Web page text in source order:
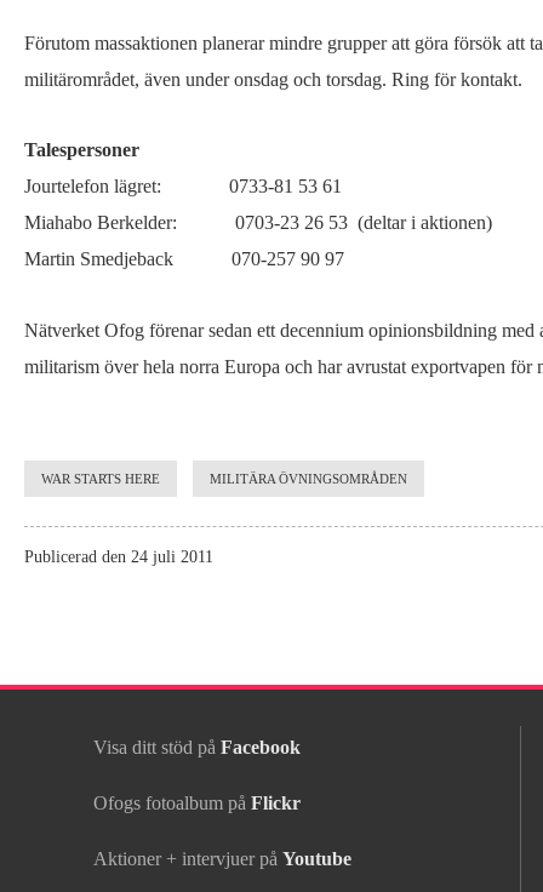
Förutom massaktionen planerar mindre grupper att göra försök att
militärområdet, även under onsdag och torsdag. Ring för kontakt.
Talespersoner
Jourtelefon lägret: 0733-81 53 61
Miahabo Berkelder: 0703-23 26 53 (deltar i aktionen)
Martin Smedjeback 070-257 90 97
Nätverket Ofog förenar sedan ett decennium opinionsbildning med
militarism över hela norra Europa och har avrustat exportvapen för
WAR STARTS HERE MILITÄRA ÖVNINGSOMRÅDEN
Publicerad den 24 juli 2011
Visa ditt stöd på Facebook
Ofogs fotoalbum på Flickr
Aktioner + intervjuer på Youtube